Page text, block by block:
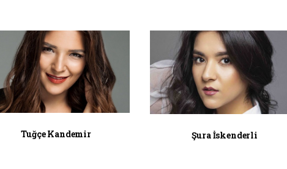
Tuğçe Kandemir Şura İskenderli